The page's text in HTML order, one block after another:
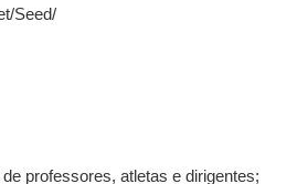
Seed/
professores, atletas e dirigentes;